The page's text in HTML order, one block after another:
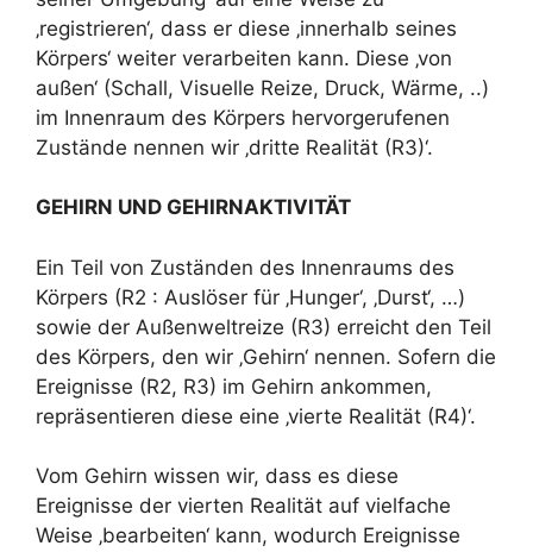
‚registrieren‘, dass er diese ‚innerhalb seines
Körpers‘ weiter verarbeiten kann. Diese ‚von
außen‘ (Schall, Visuelle Reize, Druck, Wärme, ..)
im Innenraum des Körpers hervorgerufenen
Zustände nennen wir ‚dritte Realität (R3)‘.
GEHIRN UND GEHIRNAKTIVITÄT
Ein Teil von Zuständen des Innenraums des
Körpers (R2 : Auslöser für ‚Hunger‘, ‚Durst‘, …)
sowie der Außenweltreize (R3) erreicht den Teil
des Körpers, den wir ‚Gehirn‘ nennen. Sofern die
Ereignisse (R2, R3) im Gehirn ankommen,
repräsentieren diese eine ‚vierte Realität (R4)‘.
Vom Gehirn wissen wir, dass es diese
Ereignisse der vierten Realität auf vielfache
Weise ‚bearbeiten‘ kann, wodurch Ereignisse